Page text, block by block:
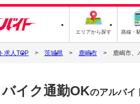
エリアから探す 路線・
求人TOP 茨城県 鹿嶋市 鹿嶋市、
イク通勤OKのアルバイ